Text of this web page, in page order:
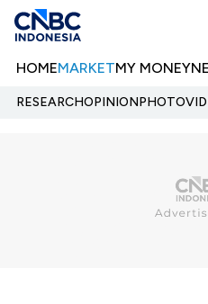
HOMEMARKETMY MONEY
RESEARCHOPINIONPHOTO